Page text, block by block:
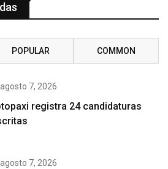
POPULAR COMMON
agosto 7, 2026
registra 24 candidaturas
agosto 7, 2026